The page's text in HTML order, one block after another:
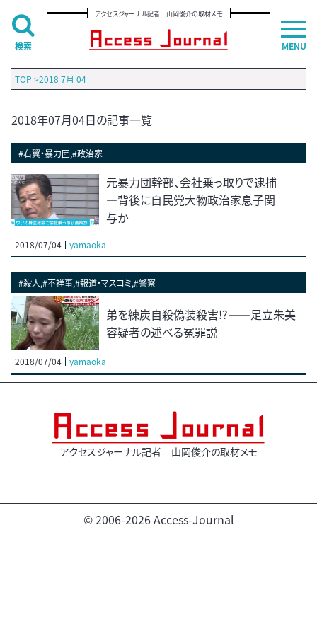
アクセスジャーナル記者 山岡俊介の取材メモ
TOP >2018 7月 04
2018年07月04日の記事一覧
#右翼・暴力団,#政治家
元暴力団幹部、会社乗っ取りで逮捕―
―背後に自民党大物政治家息子関
与か
2018/07/04 yamaoka
#殺人,#不祥事,#報道・マスコミ,#警察
弟を練炭自殺偽装殺害!?――足立朱美
容疑者の述べる冤罪説
2018/07/04 yamaoka
アクセスジャーナル記者 山岡俊介の取材メモ
© 2006-2026 Access-Journal
MENU
検索